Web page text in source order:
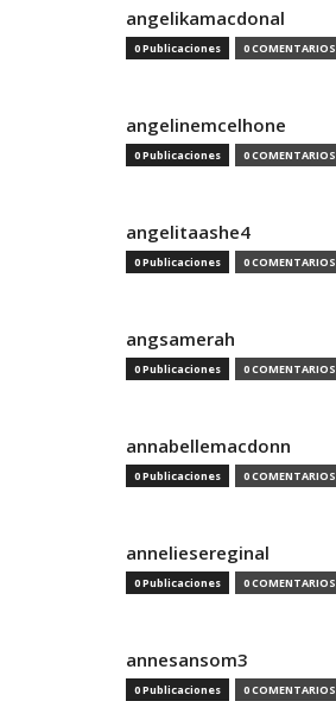
angelikamacdonal
0 Publicaciones 0 COMENTARIOS
angelinemcelhone
0 Publicaciones 0 COMENTARIOS
angelitaashe4
0 Publicaciones 0 COMENTARIOS
angsamerah
0 Publicaciones 0 COMENTARIOS
annabellemacdonn
0 Publicaciones 0 COMENTARIOS
anneliesereginal
0 Publicaciones 0 COMENTARIOS
annesansom3
0 Publicaciones 0 COMENTARIOS